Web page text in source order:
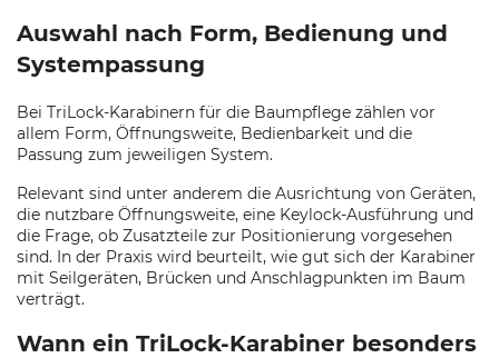
Auswahl nach Form, Bedienung und
Systempassung
Bei TriLock-Karabinern für die Baumpflege zählen vor
allem Form, Öffnungsweite, Bedienbarkeit und die
Passung zum jeweiligen System.
Relevant sind unter anderem die Ausrichtung von Geräten,
die nutzbare Öffnungsweite, eine Keylock-Ausführung und
die Frage, ob Zusatzteile zur Positionierung vorgesehen
sind. In der Praxis wird beurteilt, wie gut sich der Karabiner
mit Seilgeräten, Brücken und Anschlagpunkten im Baum
verträgt.
Wann ein TriLock-Karabiner besonders